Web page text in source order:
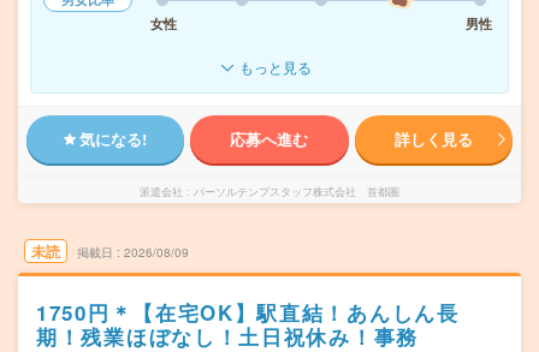
女性
男性
もっと見る
気になる! 応募へ進む 詳しく見る
派遣会社 パーソルテンプスタッフ株式会社 首都圏
未読 掲載日 2026/08/09
1750円＊【在宅OK】駅直結！あんしん長
期！残業ほぼなし！土日祝休み！事務